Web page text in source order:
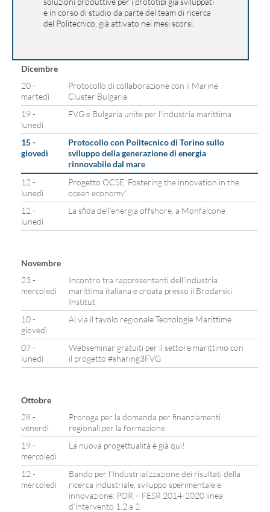
e in corso di studio da parte del team di ricerca
del Politecnico, già attivato nei mesi scorsi.
Dicembre
20 -
martedì
Protocollo di collaborazione con il Marine
Cluster Bulgaria
19 -
lunedì
FVG e Bulgaria unite per l’industria marittima
15 -
giovedì
Protocollo con Politecnico di Torino sullo
sviluppo della generazione di energia
rinnovabile dal mare
12 -
lunedì
Progetto OCSE ‘Fostering the innovation in the
ocean economy’
12 -
lunedì
La sfida dell’energia offshore, a Monfalcone
Novembre
23 -
mercoledì
Incontro tra rappresentanti dell’industria
marittima italiana e croata presso il Brodarski
Institut
10 -
giovedì
Al via il tavolo regionale Tecnologie Marittime
07 -
lunedì
Webseminar gratuiti per il settore marittimo con
il progetto #sharing3FVG
Ottobre
28 -
venerdì
Proroga per la domanda per finanziamenti
regionali per la formazione
19 -
mercoledì
La nuova progettualità è già qui!
12 -
mercoledì
Bando per l’Industrializzazione dei risultati della
ricerca industriale, sviluppo sperimentale e
innovazione: POR – FESR 2014-2020 linea
d’intervento 1.2 a 2.